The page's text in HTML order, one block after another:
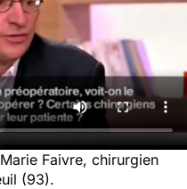
Faivre, chirurgien
(93).